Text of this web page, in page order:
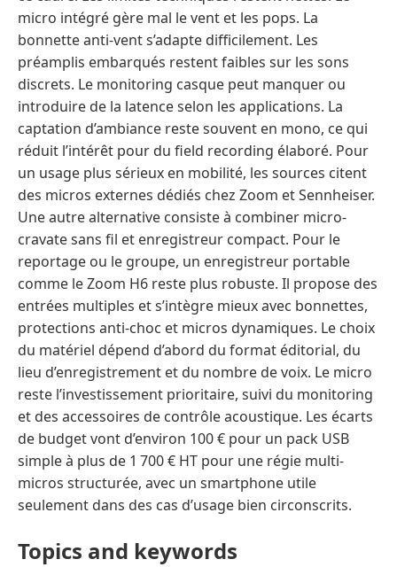
Topics and keywords